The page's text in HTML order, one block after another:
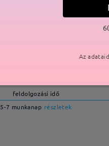
feldolgozási idő
5-7 munkanap részletek
Az